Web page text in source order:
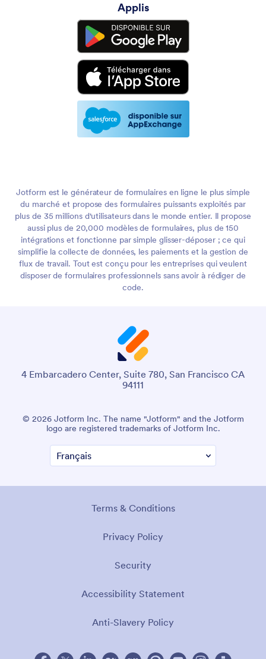
Applis
Jotform est le générateur de formulaires en ligne le plus simple
du marché et propose des formulaires puissants exploités par
plus de 35 millions d'utilisateurs dans le monde entier. Il propose
aussi plus de 20,000 modèles de formulaires, plus de 150
intégrations et fonctionne par simple glisser-déposer ; ce qui
simplifie la collecte de données, les paiements et la gestion de
flux de travail. Tout est conçu pour les entreprises qui veulent
disposer de formulaires professionnels sans avoir à rédiger de
code.
4 Embarcadero Center, Suite 780, San Francisco CA
94111
© 2026 Jotform Inc. The name "Jotform" and the Jotform
logo are registered trademarks of Jotform Inc.
Terms & Conditions
Privacy Policy
Security
Accessibility Statement
Anti-Slavery Policy